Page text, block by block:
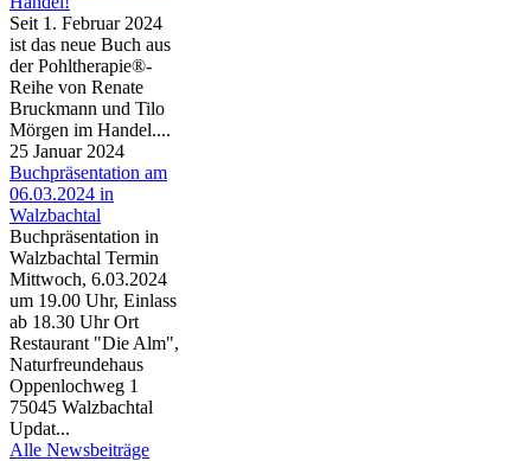
Seit 1. Februar 2024
ist das neue Buch aus
der Pohltherapie®-
Reihe von Renate
Bruckmann und Tilo
Mörgen im Handel....
25 Januar 2024
Buchpräsentation am
06.03.2024 in
Walzbachtal
Buchpräsentation in
Walzbachtal Termin
Mittwoch, 6.03.2024
um 19.00 Uhr, Einlass
ab 18.30 Uhr Ort
Restaurant "Die Alm",
Naturfreundehaus
Oppenlochweg 1
75045 Walzbachtal
Updat...
Alle Newsbeiträge